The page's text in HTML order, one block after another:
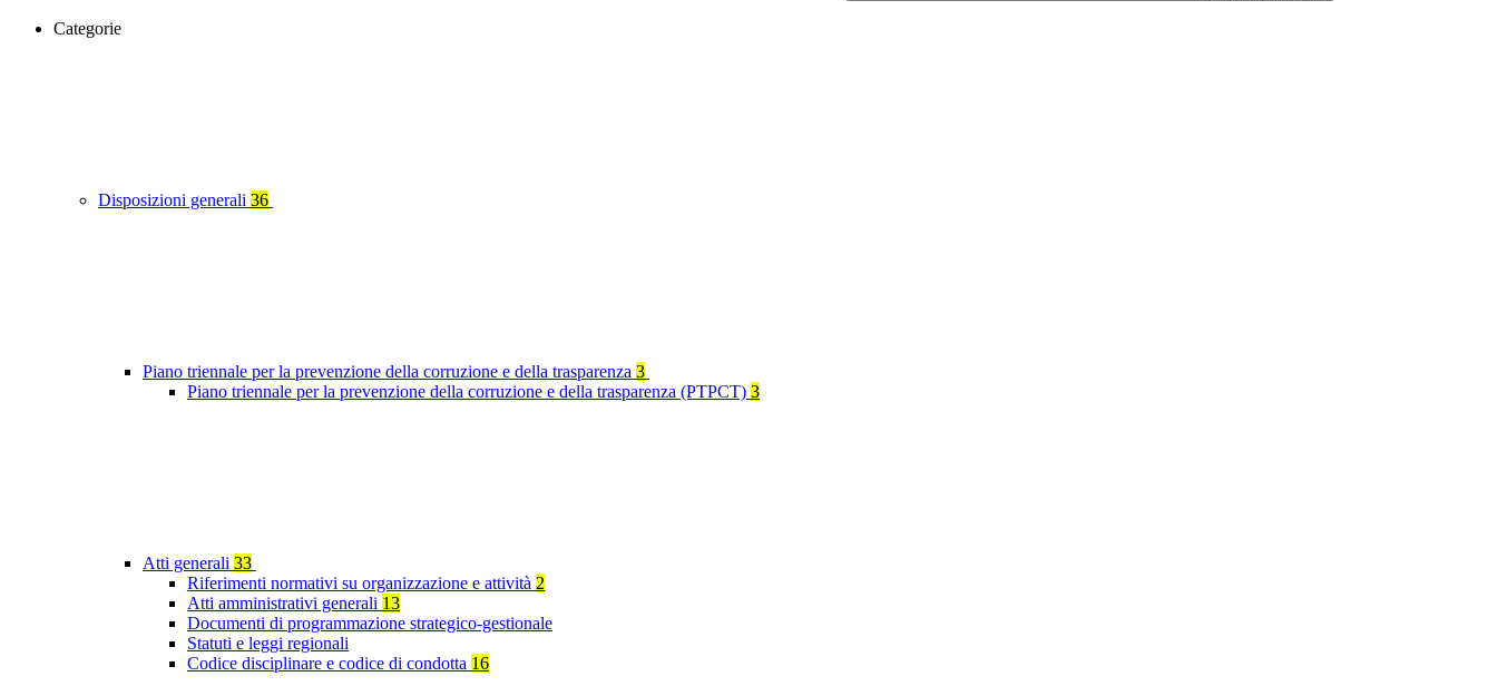
Categorie
Disposizioni generali 36
Piano triennale per la prevenzione della corruzione e della trasparenza 3
Piano triennale per la prevenzione della corruzione e della trasparenza (PTPCT) 3
Atti generali 33
Riferimenti normativi su organizzazione e attività 2
Atti amministrativi generali 13
Documenti di programmazione strategico-gestionale
Statuti e leggi regionali
Codice disciplinare e codice di condotta 16